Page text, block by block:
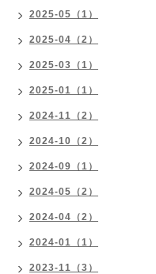
2025-05（1）
2025-04（2）
2025-03（1）
2025-01（1）
2024-11（2）
2024-10（2）
2024-09（1）
2024-05（2）
2024-04（2）
2024-01（1）
2023-11（3）